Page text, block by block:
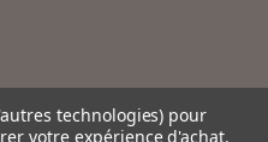
bue avec intelligence
technologies) pour
votre expérience d'achat.